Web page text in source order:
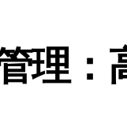
数据库速建指南
优化，赋能站长高效
传媒架构优化与资源
理